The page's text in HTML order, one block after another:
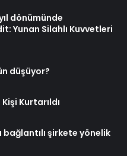
yıl dönümünde
Yunan Silahlı Kuvvetleri
düşüyor?
Kurtarıldı
bağlantılı şirkete yönelik